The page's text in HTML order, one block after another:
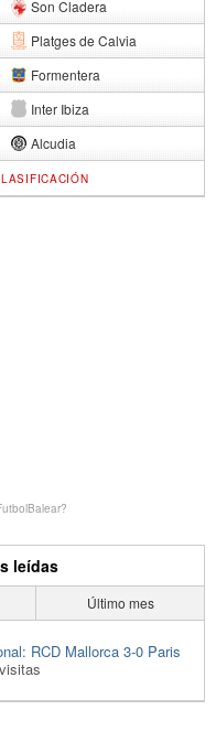
Son Cladera
Platges de Calvia
Formentera
Inter Ibiza
Alcudia
leídas
Último mes
RCD Mallorca 3-0 Paris